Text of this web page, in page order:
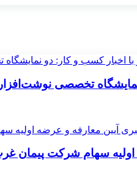
تخصصی
پیمان غرب با بیش از ۲۴ سال سابقه